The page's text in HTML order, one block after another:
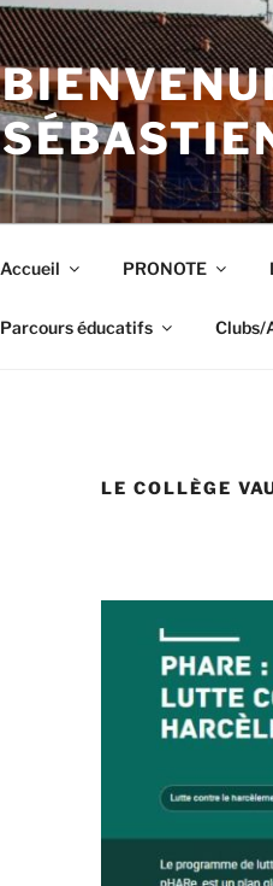
Accueil PRONOTE
Parcours éducatifs Clubs/
LE COLLÈGE